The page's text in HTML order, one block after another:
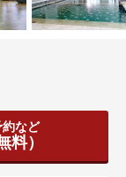
など
料）